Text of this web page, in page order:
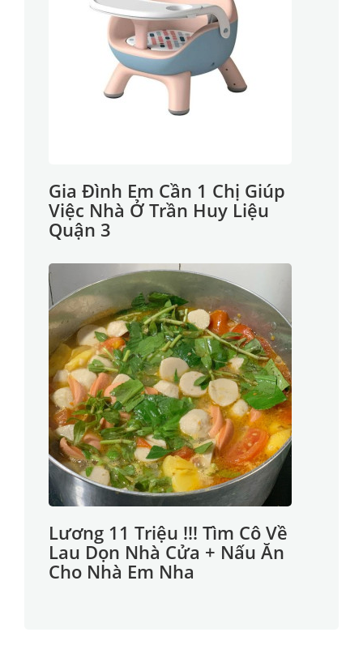
Gia Đình Em Cần 1 Chị Giúp
Việc Nhà Ở Trần Huy Liệu
Quận 3
Lương 11 Triệu !!! Tìm Cô Về
Lau Dọn Nhà Cửa + Nấu Ăn
Cho Nhà Em Nha